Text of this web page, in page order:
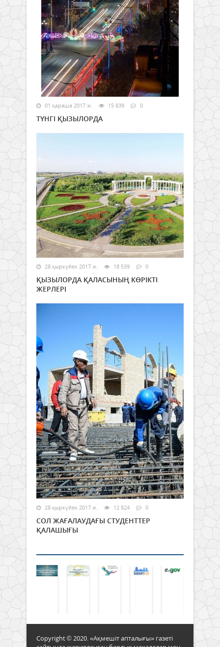
01 қараша 2017 ж. 15 839 0
ТҮНГІ ҚЫЗЫЛОРДА
28 қыркүйек 2017 ж. 18 539 0
ҚЫЗЫЛОРДА ҚАЛАСЫНЫҢ КӨРІКТІ
ЖЕРЛЕРІ
28 қыркүйек 2017 ж. 12 824 0
СОЛ ЖАҒАЛАУДАҒЫ СТУДЕНТТЕР
ҚАЛАШЫҒЫ
Copyright © 2020. «Ақмешіт апталығы» газеті